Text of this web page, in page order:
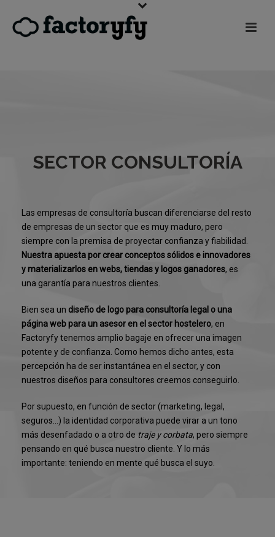
SECTOR CONSULTORÍA
Las empresas de consultoría buscan diferenciarse del resto
de empresas de un sector que es muy maduro, pero
siempre con la premisa de proyectar confianza y fiabilidad.
Nuestra apuesta por crear conceptos sólidos e innovadores
y materializarlos en webs, tiendas y logos ganadores, es
una garantía para nuestros clientes.
Bien sea un diseño de logo para consultoría legal o una
página web para un asesor en el sector hostelero, en
Factoryfy tenemos amplio bagaje en ofrecer una imagen
potente y de confianza. Como hemos dicho antes, esta
percepción ha de ser instantánea en el sector, y con
nuestros diseños para consultores creemos conseguirlo.
Por supuesto, en función de sector (marketing, legal,
seguros…) la identidad corporativa puede virar a un tono
más desenfadado o a otro de traje y corbata, pero siempre
pensando en qué busca nuestro cliente. Y lo más
importante: teniendo en mente qué busca el suyo.